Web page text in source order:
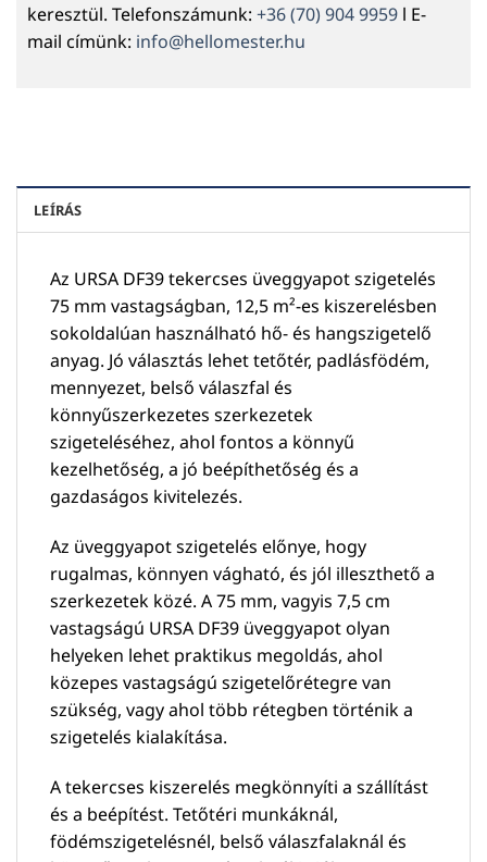
keresztül. Telefonszámunk: +36 (70) 904 9959 l E-
mail címünk: info@hellomester.hu
LEÍRÁS
Az URSA DF39 tekercses üveggyapot szigetelés
75 mm vastagságban, 12,5 m²-es kiszerelésben
sokoldalúan használható hő- és hangszigetelő
anyag. Jó választás lehet tetőtér, padlásfödém,
mennyezet, belső válaszfal és
könnyűszerkezetes szerkezetek
szigeteléséhez, ahol fontos a könnyű
kezelhetőség, a jó beépíthetőség és a
gazdaságos kivitelezés.
Az üveggyapot szigetelés előnye, hogy
rugalmas, könnyen vágható, és jól illeszthető a
szerkezetek közé. A 75 mm, vagyis 7,5 cm
vastagságú URSA DF39 üveggyapot olyan
helyeken lehet praktikus megoldás, ahol
közepes vastagságú szigetelőrétegre van
szükség, vagy ahol több rétegben történik a
szigetelés kialakítása.
A tekercses kiszerelés megkönnyíti a szállítást
és a beépítést. Tetőtéri munkáknál,
födémszigetelésnél, belső válaszfalaknál és